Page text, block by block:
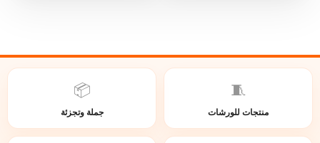
🧵
منتجات للورشات
📦
جملة وتجزئة